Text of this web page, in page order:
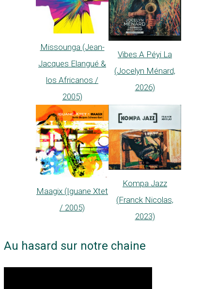
Missounga (Jean-
Jacques Elangué &
los Africanos /
2005)
Vibes A Péyi La
(Jocelyn Ménard,
2026)
Maagix (Iguane Xtet
/ 2005)
Kompa Jazz
(Franck Nicolas,
2023)
Au hasard sur notre chaine